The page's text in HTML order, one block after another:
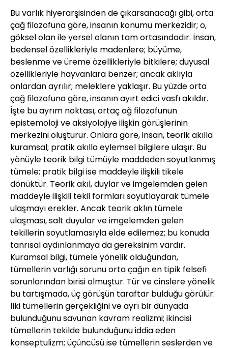
Bu varlık hiyerarşisinden de çıkarsanacağı gibi, orta
çağ filozofuna göre, insanın konumu merkezidir; o,
göksel olan ile yersel olanın tam ortasındadır. İnsan,
bedensel özellikleriyle madenlere; büyüme,
beslenme ve üreme özellikleriyle bitkilere; duyusal
özellikleriyle hayvanlara benzer; ancak aklıyla
onlardan ayrılır; meleklere yaklaşır. Bu yüzde orta
çağ filozofuna göre, insanın ayırt edici vasfı akıldır.
İşte bu ayrım noktası, ortaç ağ filozofunun
epistemoloji ve aksiyolojiye ilişkin görüşlerinin
merkezini oluşturur. Onlara göre, insan, teorik akılla
kuramsal; pratik akılla eylemsel bilgilere ulaşır. Bu
yönüyle teorik bilgi tümüyle maddeden soyutlanmış
tümele; pratik bilgi ise maddeyle ilişkili tikele
dönüktür. Teorik akıl, duylar ve imgelemden gelen
maddeyle ilişkili tekil formları soyutlayarak tümele
ulaşmayı erekler. Ancak teorik aklın tümele
ulaşması, salt duyular ve imgelemden gelen
tekillerin soyutlamasıyla elde edilemez; bu konuda
tanrısal aydınlanmaya da gereksinim vardır.
Kuramsal bilgi, tümele yönelik olduğundan,
tümellerin varlığı sorunu orta çağın en tipik felsefi
sorunlarından birisi olmuştur. Tür ve cinslere yönelik
bu tartışmada, üç görüşün taraftar bulduğu görülür:
İlki tümellerin gerçekliğini ve ayrı bir dünyada
bulunduğunu savunan kavram realizmi; ikincisi
tümellerin tekilde bulunduğunu iddia eden
konseptulizm; üçüncüsü ise tümellerin seslerden ve